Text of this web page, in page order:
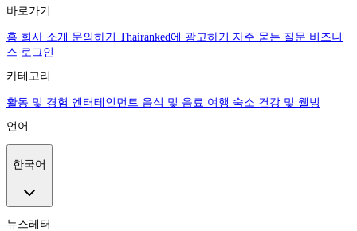
바로가기
홈 회사 소개 문의하기 Thairanked에 광고하기 자주 묻는 질문 비즈니
스 로그인
카테고리
활동 및 경험 엔터테인먼트 음식 및 음료 여행 숙소 건강 및 웰빙
언어
한국어
뉴스레터